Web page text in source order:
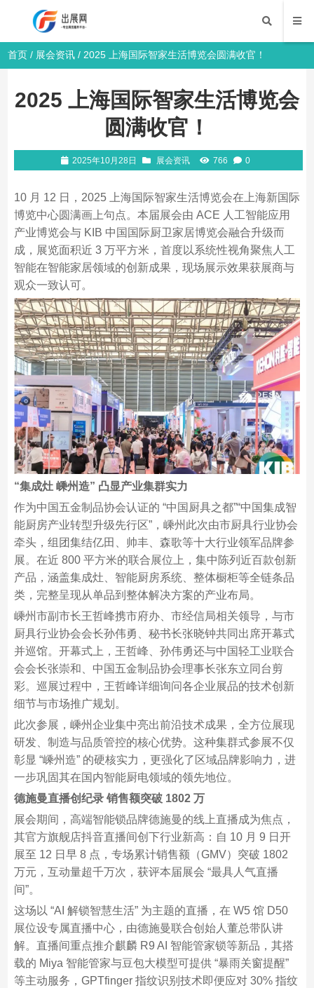
首页 / 展会资讯 / 2025 上海国际智家生活博览会圆满收官！
2025 上海国际智家生活博览会
圆满收官！
2025年10月28日 展会资讯 766 0
10 月 12 日，2025 上海国际智家生活博览会在上海新国际
博览中心圆满画上句点。本届展会由 ACE 人工智能应用
产业博览会与 KIB 中国国际厨卫家居博览会融合升级而
成，展览面积近 3 万平方米，首度以系统性视角聚焦人工
智能在智能家居领域的创新成果，现场展示效果获展商与
观众一致认可。​
“集成灶 嵊州造” 凸显产业集群实力​
作为中国五金制品协会认证的 “中国厨具之都”“中国集成智
能厨房产业转型升级先行区”，嵊州此次由市厨具行业协会
牵头，组团集结亿田、帅丰、森歌等十大行业领军品牌参
展。在近 800 平方米的联合展位上，集中陈列近百款创新
产品，涵盖集成灶、智能厨房系统、整体橱柜等全链条品
类，完整呈现从单品到整体解决方案的产业布局。​
嵊州市副市长王哲峰携市府办、市经信局相关领导，与市
厨具行业协会会长孙伟勇、秘书长张晓钟共同出席开幕式
并巡馆。开幕式上，王哲峰、孙伟勇还与中国轻工业联合
会会长张崇和、中国五金制品协会理事长张东立同台剪
彩。巡展过程中，王哲峰详细询问各企业展品的技术创新
细节与市场推广规划。​
此次参展，嵊州企业集中亮出前沿技术成果，全方位展现
研发、制造与品质管控的核心优势。这种集群式参展不仅
彰显 “嵊州造” 的硬核实力，更强化了区域品牌影响力，进
一步巩固其在国内智能厨电领域的领先地位。​
德施曼直播创纪录 销售额突破 1802 万​
展会期间，高端智能锁品牌德施曼的线上直播成为焦点，
其官方旗舰店抖音直播间创下行业新高：自 10 月 9 日开
展至 12 日早 8 点，专场累计销售额（GMV）突破 1802
万元，互动量超千万次，获评本届展会 “最具人气直播
间”。​
这场以 “AI 解锁智慧生活” 为主题的直播，在 W5 馆 D50
展位设专属直播中心，由德施曼联合创始人董总带队讲
解。直播间重点推介麒麟 R9 AI 智能管家锁等新品，其搭
载的 Miya 智能管家与豆包大模型可提供 “暴雨关窗提醒”
等主动服务，GPTfinger 指纹识别技术即便应对 30% 指纹